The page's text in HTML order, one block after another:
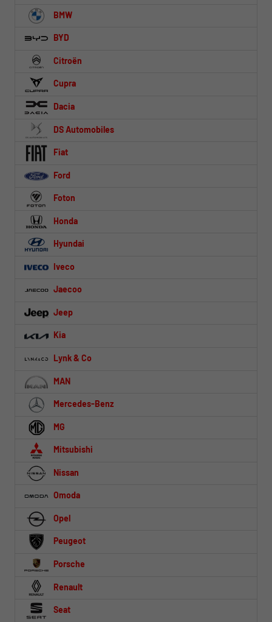
BMW
BYD
Citroën
Cupra
Dacia
DS Automobiles
Fiat
Ford
Foton
Honda
Hyundai
Iveco
Jaecoo
Jeep
Kia
Lynk & Co
MAN
Mercedes-Benz
MG
Mitsubishi
Nissan
Omoda
Opel
Peugeot
Porsche
Renault
Seat